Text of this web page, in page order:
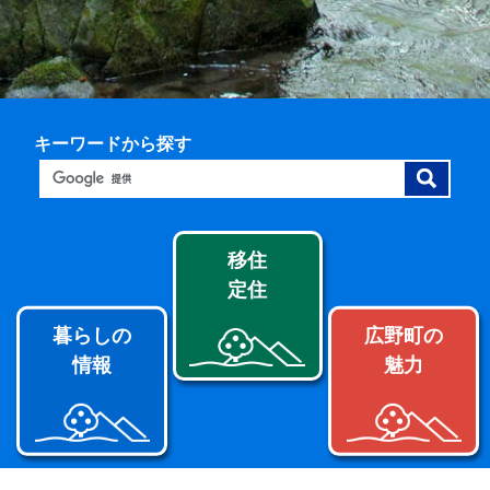
キーワードから探す
暮らしの
情報
移住
定住
広野町の
魅力